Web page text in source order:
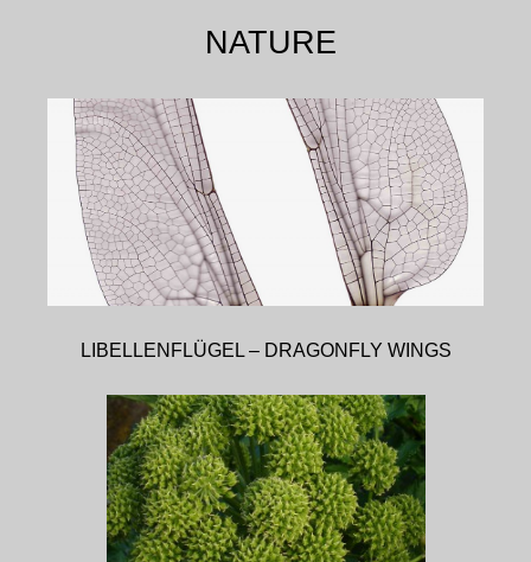
NATURE
LIBELLENFLÜGEL – DRAGONFLY WINGS